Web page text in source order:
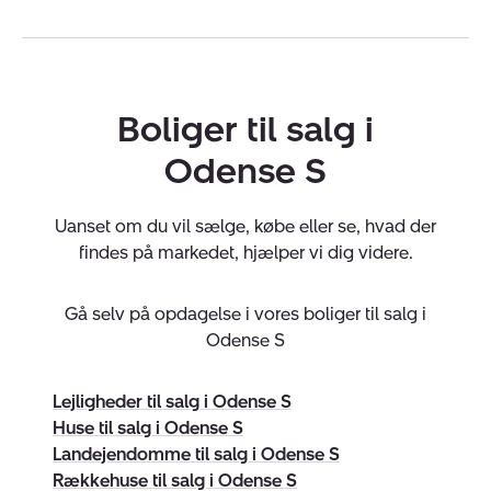
Overvejer du at købe bolig i nærheden af
omkring Odense, er det en rigtig god idé at starte din
boligjagt hos Nybolig i Hjallese.
Vi har indgående kendskab til det lokale område og
boligmarked, og vi kan hurtigt give dig overblik over
økonomi. Leder du efter villa, rækkehus, parcelhus eller
måske er en andelsbolig mere dig – så vil vi være klar
til at hjælpe med at finde det helt rigtige.
Boliger til salg i
Odense S
Uanset om du vil sælge, købe eller se, hvad der
findes på markedet, hjælper vi dig videre.
Gå selv på opdagelse i vores boliger til salg i
Odense S
Lejligheder til salg i Odense S
Huse til salg i Odense S
Landejendomme til salg i Odense S
Rækkehuse til salg i Odense S